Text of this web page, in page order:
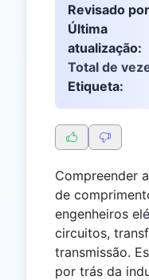
Revisado
Última
atualização:
Total de
Etiqueta:
Compreender
de
engenheiros
circuitos,
transmissão.
por trás da